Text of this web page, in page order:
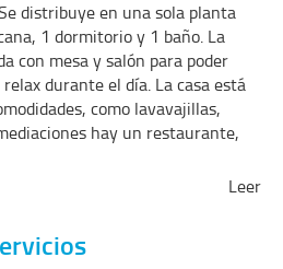
distribuye en una sola planta
1 dormitorio y 1 baño. La
con mesa y salón para poder
durante el día. La casa está
como lavavajillas,
hay un restaurante,
Leer